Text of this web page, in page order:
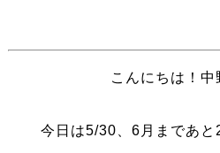
こんにちは！中
今日は5/30、6月まであと